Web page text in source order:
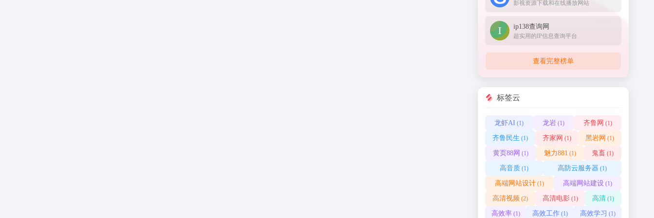
影视资源下载和在线播放网站
ip138查询网
超实用的IP信息查询平台
查看完整榜单
标签云
龙虾AI (1) 龙岩 (1) 齐鲁网 (1)
齐鲁民生 (1) 齐家网 (1) 黑岩网 (1)
黄页88网 (1) 魅力881 (1) 鬼畜 (1)
高音质 (1) 高防云服务器 (1)
高端网站设计(1) 高端网站建设(1)
高清视频 (2) 高清电影(1) 高清 (1)
高效率(1) 高效工作(1) 高效学习 (1)